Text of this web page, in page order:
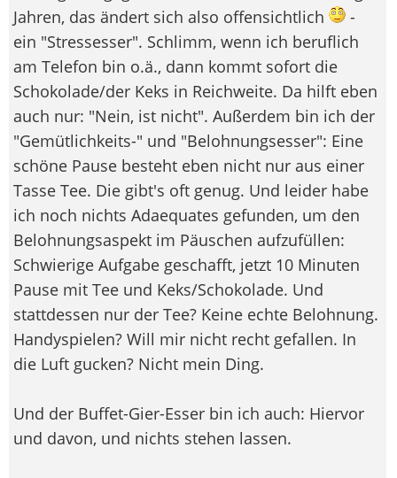
Jahren, das ändert sich also offensichtlich
-
ein "Stressesser". Schlimm, wenn ich beruflich
am Telefon bin o.ä., dann kommt sofort die
Schokolade/der Keks in Reichweite. Da hilft eben
auch nur: "Nein, ist nicht". Außerdem bin ich der
"Gemütlichkeits-" und "Belohnungsesser": Eine
schöne Pause besteht eben nicht nur aus einer
Tasse Tee. Die gibt's oft genug. Und leider habe
ich noch nichts Adaequates gefunden, um den
Belohnungsaspekt im Päuschen aufzufüllen:
Schwierige Aufgabe geschafft, jetzt 10 Minuten
Pause mit Tee und Keks/Schokolade. Und
stattdessen nur der Tee? Keine echte Belohnung.
Handyspielen? Will mir nicht recht gefallen. In
die Luft gucken? Nicht mein Ding.
Und der Buffet-Gier-Esser bin ich auch: Hiervor
und davon, und nichts stehen lassen.